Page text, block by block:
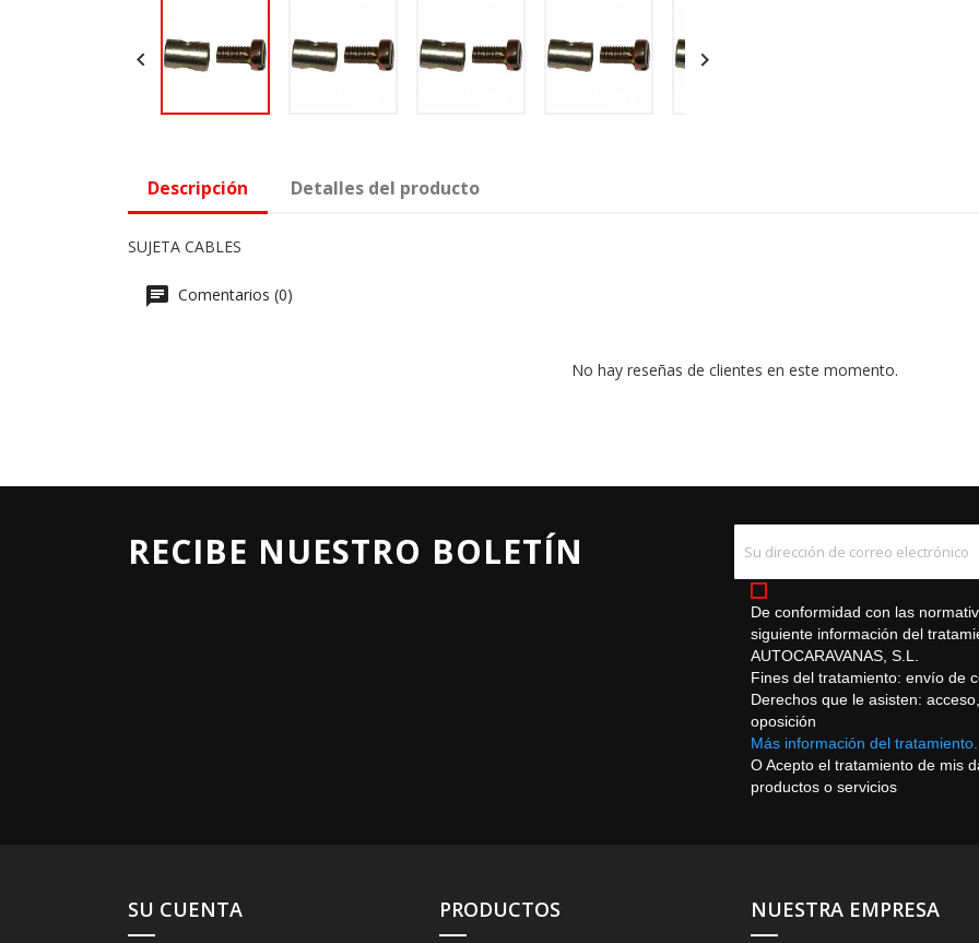
 
Descripción Detalles del producto
SUJETA CABLES
Comentarios (0)
No hay reseñas de clientes en este momento.
RECIBE NUESTRO BOLETÍN
De conformidad con las
siguiente información del
AUTOCARAVANAS, S.L.
Fines del tratamiento: envío de
Derechos que le asisten:
oposición
Más información del tratamiento.
O Acepto el tratamiento de mis
productos o servicios
SU CUENTA PRODUCTOS NUESTRA EMPRESA